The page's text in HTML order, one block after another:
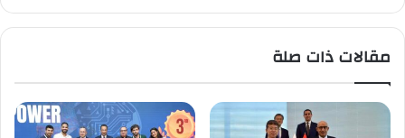
القيامة"
مقالات ذات صلة